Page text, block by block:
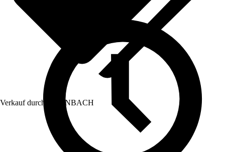
Verkauf durch: HORNBACH